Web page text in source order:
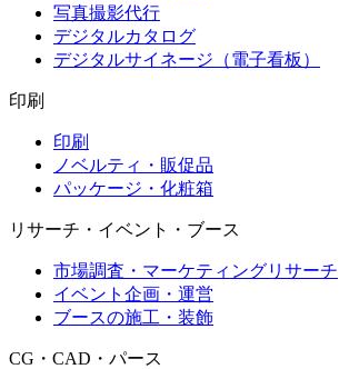
写真撮影代行
デジタルカタログ
デジタルサイネージ（電子看板）
印刷
印刷
ノベルティ・販促品
パッケージ・化粧箱
リサーチ・イベント・ブース
市場調査・マーケティングリサーチ
イベント企画・運営
ブースの施工・装飾
CG・CAD・パース